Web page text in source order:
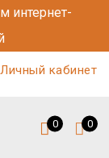
интернет-
Личный кабинет
0 0